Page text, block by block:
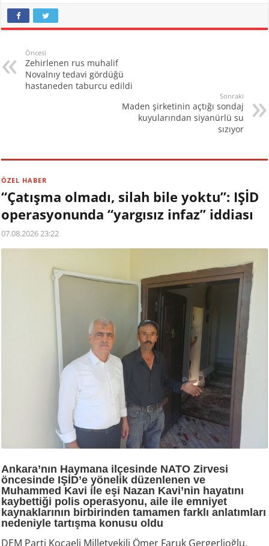
Öncesi
Zehirlenen rus muhalif
Novalnıy tedavi gördüğü
hastaneden taburcu edildi
Sonraki
Maden şirketinin açtığı sondaj
kuyularından siyanürlü su
sızıyor
ÖZEL HABER
“Çatışma olmadı, silah bile yoktu”: IŞİD
operasyonunda “yargısız infaz” iddiası
07.08.2026 23:22
Ankara’nın Haymana ilçesinde NATO Zirvesi
öncesinde IŞİD’e yönelik düzenlenen ve
Muhammed Kavi ile eşi Nazan Kavi’nin hayatını
kaybettiği polis operasyonu, aile ile emniyet
kaynaklarının birbirinden tamamen farklı anlatımları
nedeniyle tartışma konusu oldu
DEM Parti Kocaeli Milletvekili Ömer Faruk Gergerlioğlu,